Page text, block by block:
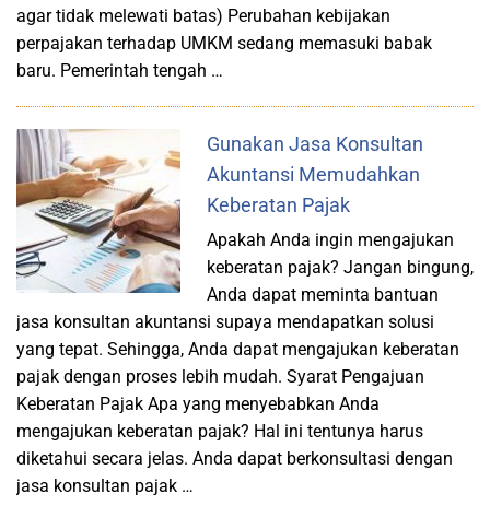
agar tidak melewati batas) Perubahan kebijakan
perpajakan terhadap UMKM sedang memasuki babak
baru. Pemerintah tengah …
Gunakan Jasa Konsultan
Akuntansi Memudahkan
Keberatan Pajak
Apakah Anda ingin mengajukan
keberatan pajak? Jangan bingung,
Anda dapat meminta bantuan
jasa konsultan akuntansi supaya mendapatkan solusi
yang tepat. Sehingga, Anda dapat mengajukan keberatan
pajak dengan proses lebih mudah. Syarat Pengajuan
Keberatan Pajak Apa yang menyebabkan Anda
mengajukan keberatan pajak? Hal ini tentunya harus
diketahui secara jelas. Anda dapat berkonsultasi dengan
jasa konsultan pajak …